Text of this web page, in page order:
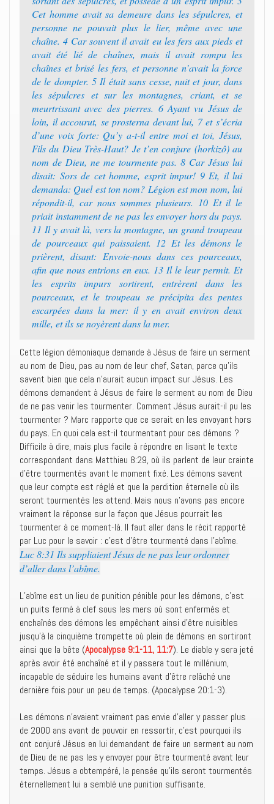
Cet homme avait sa demeure dans les sépulcres, et
personne ne pouvait plus le lier, même avec une
chaîne. 4 Car souvent il avait eu les fers aux pieds et
avait été lié de chaînes, mais il avait rompu les
chaînes et brisé les fers, et personne n’avait la force
de le dompter. 5 Il était sans cesse, nuit et jour, dans
les sépulcres et sur les montagnes, criant, et se
meurtrissant avec des pierres. 6 Ayant vu Jésus de
loin, il accourut, se prosterna devant lui, 7 et s’écria
d’une voix forte: Qu’y a-t-il entre moi et toi, Jésus,
Fils du Dieu Très-Haut? Je t’en conjure (horkizô) au
nom de Dieu, ne me tourmente pas. 8 Car Jésus lui
disait: Sors de cet homme, esprit impur! 9 Et, il lui
demanda: Quel est ton nom? Légion est mon nom, lui
répondit-il, car nous sommes plusieurs. 10 Et il le
priait instamment de ne pas les envoyer hors du pays.
11 Il y avait là, vers la montagne, un grand troupeau
de pourceaux qui paissaient. 12 Et les démons le
prièrent, disant: Envoie-nous dans ces pourceaux,
afin que nous entrions en eux. 13 Il le leur permit. Et
les esprits impurs sortirent, entrèrent dans les
pourceaux, et le troupeau se précipita des pentes
escarpées dans la mer: il y en avait environ deux
mille, et ils se noyèrent dans la mer.
Cette légion démoniaque demande à Jésus de faire un serment
au nom de Dieu, pas au nom de leur chef, Satan, parce qu’ils
savent bien que cela n’aurait aucun impact sur Jésus. Les
démons demandent à Jésus de faire le serment au nom de Dieu
de ne pas venir les tourmenter. Comment Jésus aurait-il pu les
tourmenter ? Marc rapporte que ce serait en les envoyant hors
du pays. En quoi cela est-il tourmentant pour ces démons ?
Difficile à dire, mais plus facile à répondre en lisant le texte
correspondant dans Matthieu 8:29, où ils parlent de leur crainte
d’être tourmentés avant le moment fixé. Les démons savent
que leur compte est réglé et que la perdition éternelle où ils
seront tourmentés les attend. Mais nous n’avons pas encore
vraiment la réponse sur la façon que Jésus pourrait les
tourmenter à ce moment-là. Il faut aller dans le récit rapporté
par Luc pour le savoir : c’est d’être tourmenté dans l’abîme.
Luc 8:31 Ils suppliaient Jésus de ne pas leur ordonner
d’aller dans l’abîme.
L’abîme est un lieu de punition pénible pour les démons, c’est
un puits fermé à clef sous les mers où sont enfermés et
enchaînés des démons les empêchant ainsi d’être nuisibles
jusqu’à la cinquième trompette où plein de démons en sortiront
ainsi que la bête (Apocalypse 9:1-11, 11:7). Le diable y sera jeté
après avoir été enchaîné et il y passera tout le millénium,
incapable de séduire les humains avant d’être relâché une
dernière fois pour un peu de temps. (Apocalypse 20:1-3).
Les démons n’avaient vraiment pas envie d’aller y passer plus
de 2000 ans avant de pouvoir en ressortir, c’est pourquoi ils
ont conjuré Jésus en lui demandant de faire un serment au nom
de Dieu de ne pas les y envoyer pour être tourmenté avant leur
temps. Jésus a obtempéré, la pensée qu’ils seront tourmentés
éternellement lui a semblé une punition suffisante.